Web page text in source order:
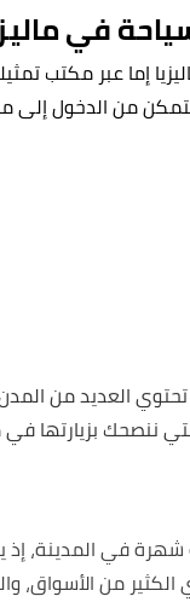
في
إما عبر مكتب
من الدخول إلى
العديد من المدن
ننصحك بزيارتها في
في المدينة،
من الأسواق،